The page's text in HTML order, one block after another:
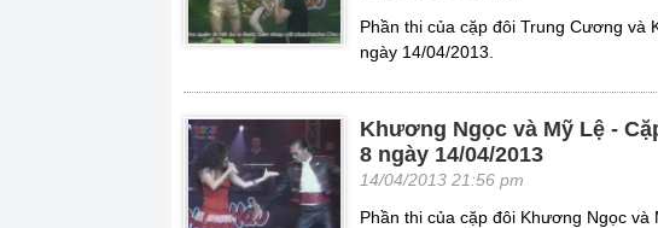
Phần thi của cặp đôi Trung Cương và
ngày 14/04/2013.
Khương Ngọc và Mỹ Lệ -
8 ngày 14/04/2013
14/04/2013 21:56 pm
Phần thi của cặp đôi Khương Ngọc